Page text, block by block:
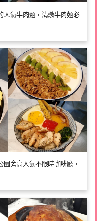
人氣牛肉麵，清燉牛肉麵必
園旁高人氣不限時咖啡廳，